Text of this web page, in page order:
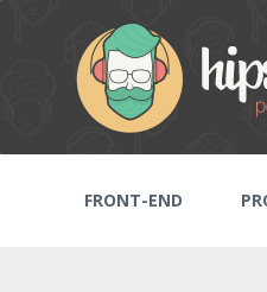
FRONT-END